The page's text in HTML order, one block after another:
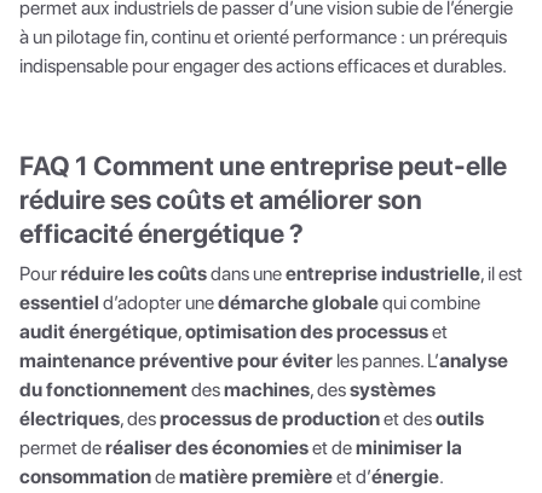
permet aux industriels de passer d’une vision subie de l’énergie
à un pilotage fin, continu et orienté performance : un prérequis
indispensable pour engager des actions efficaces et durables.
FAQ 1 Comment une entreprise peut-elle
réduire ses coûts et améliorer son
efficacité énergétique ?
Pourréduire les coûtsdans uneentreprise industrielle, il est
essentiel d’adopter unedémarche globalequi combine
audit énergétique,optimisation des processuset
maintenance préventive pour éviter les pannes. L’analyse
du fonctionnementdesmachines, dessystèmes
électriques, desprocessus de productionet desoutils
permet deréaliser des économieset deminimiser la
consommationdematière premièreet d’énergie.